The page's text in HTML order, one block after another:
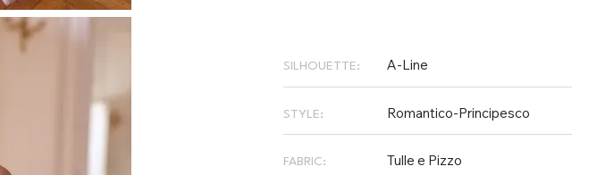
SILHOUETTE: A-Line
STYLE: Romantico-Principesco
FABRIC: Tulle e Pizzo